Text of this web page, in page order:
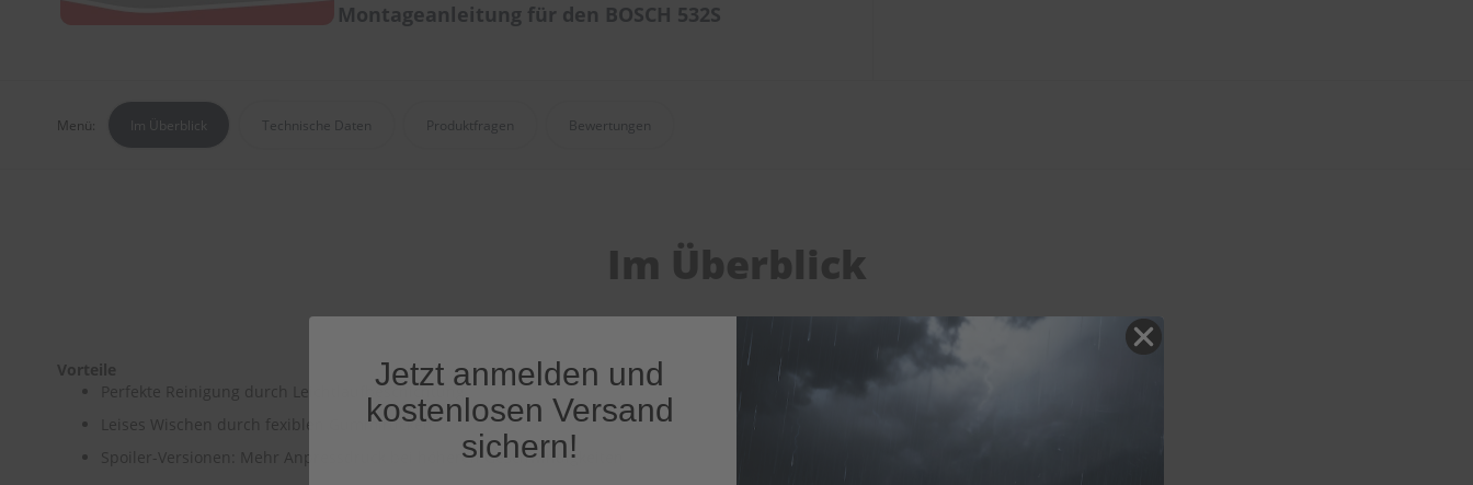
Montageanleitung für den BOSCH 532S
Menü: Im Überblick Technische Daten Produktfragen Bewertungen
Im Überblick
Vorteile
Perfekte Reinigung durch Leichtlaufbeschichtung
Leises Wischen durch fexiblen Gummirücken
Spoiler-Versionen: Mehr Anpressdruck bei höheren Geschwindigkeiten
Jetzt anmelden und
kostenlosen Versand
sichern!